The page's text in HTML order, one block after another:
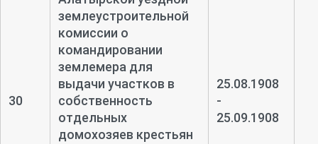
30
землеустроительной
комиссии о
командировании
землемера для
выдачи участков в
собственность
отдельных
домохозяев крестьян
25.08.1908
-
25.09.1908